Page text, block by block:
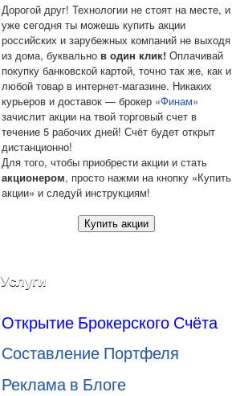
Дорогой друг! Технологии не стоят на месте, и
уже сегодня ты можешь купить акции
российских и зарубежных компаний не выходя
из дома, буквально в один клик! Оплачивай
покупку банковской картой, точно так же, как и
любой товар в интернет-магазине. Никаких
курьеров и доставок — брокер «Финам»
зачислит акции на твой торговый счет в
течение 5 рабочих дней! Счёт будет открыт
дистанционно!
Для того, чтобы приобрести акции и стать
акционером, просто нажми на кнопку «Купить
акции» и следуй инструкциям!
Купить акции
Услуги
Открытие Брокерского Счёта
Составление Портфеля
Реклама в Блоге